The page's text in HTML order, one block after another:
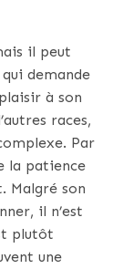
il peut
demande
à son
races,
Par
la patience
Malgré son
il n’est
plutôt
une